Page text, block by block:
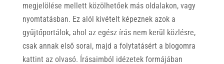
megjelölése mellett közölhetőek más oldalakon, vagy
nyomtatásban. Ez alól kivételt képeznek azok a
gyűjtőportálok, ahol az egész írás nem kerül közlésre,
csak annak első sorai, majd a folytatásért a blogomra
kattint az olvasó. Írásaimból idézetek formájában